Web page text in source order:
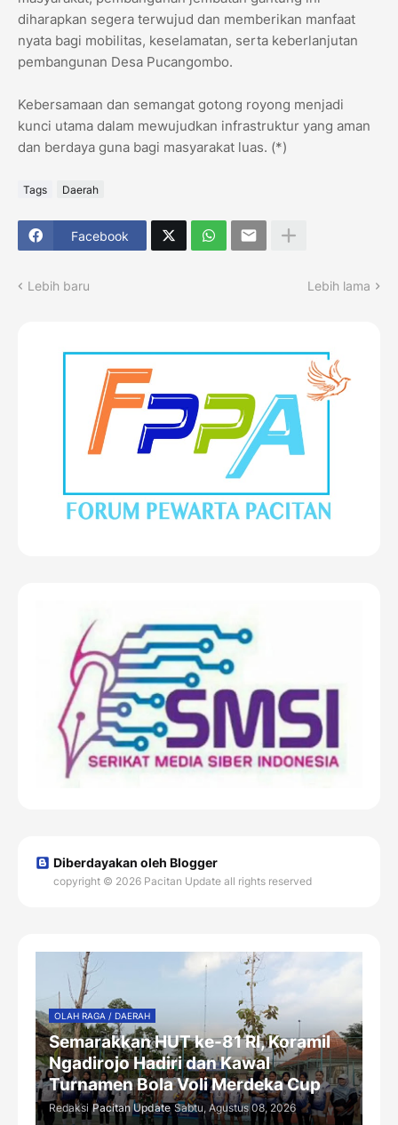
diharapkan segera terwujud dan memberikan manfaat
nyata bagi mobilitas, keselamatan, serta keberlanjutan
pembangunan Desa Pucangombo.
Kebersamaan dan semangat gotong royong menjadi
kunci utama dalam mewujudkan infrastruktur yang aman
dan berdaya guna bagi masyarakat luas. (*)
Tags Daerah
Facebook
Lebih baru Lebih lama
Diberdayakan oleh Blogger
copyright © 2026 Pacitan Update all rights reserved
OLAH RAGA / DAERAH
Semarakkan HUT ke-81 RI, Koramil
Ngadirojo Hadiri dan Kawal
Turnamen Bola Voli Merdeka Cup
Redaksi Pacitan Update Sabtu, Agustus 08, 2026